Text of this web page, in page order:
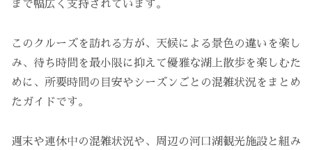
まで幅広く支持されています。
このクルーズを訪れる方が、天候による景色の違いを楽し
み、待ち時間を最小限に抑えて優雅な湖上散歩を楽しむた
めに、所要時間の目安やシーズンごとの混雑状況をまとめ
たガイドです。
週末や連休中の混雑状況や、周辺の河口湖観光施設と組み